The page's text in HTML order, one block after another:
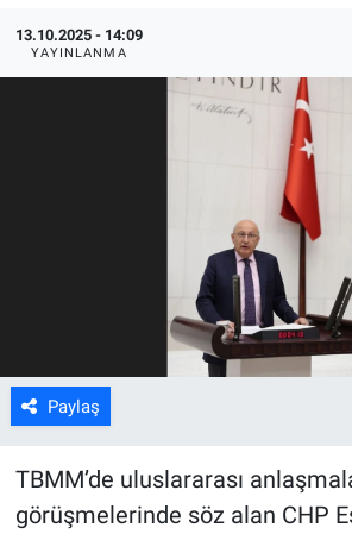
13.10.2025 - 14:09
YAYINLANMA
Paylaş
TBMM’de uluslararası
görüşmelerinde söz alan CHP
SPOR